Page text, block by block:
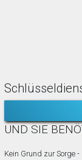
TÜR
UND SIE
Kein Grund zur Sorge